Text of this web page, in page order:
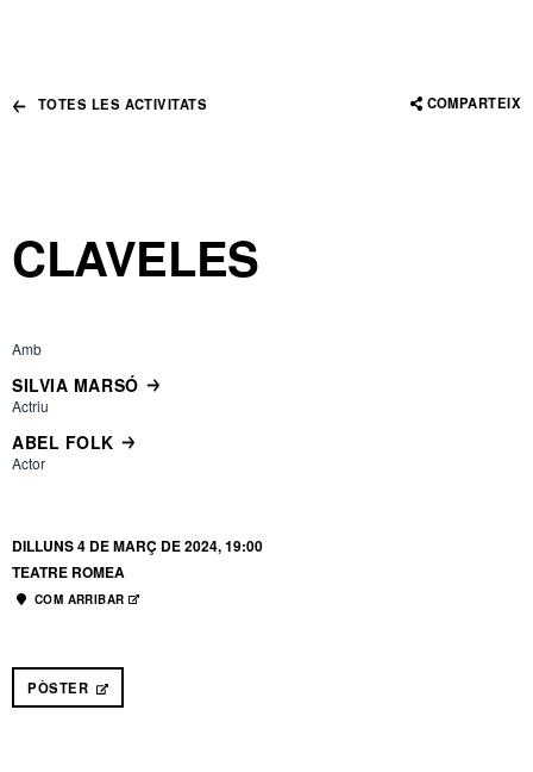
TOTES LES ACTIVITATS COMPARTEIX
CLAVELES
Amb
SILVIA MARSÓ
Actriu
ABEL FOLK
Actor
DILLUNS 4 DE MARÇ DE 2024, 19:00
TEATRE ROMEA
COM ARRIBAR ABRE EN NUEVA VENTANA
PÒSTER ABRE EN NUEVA VENTANA